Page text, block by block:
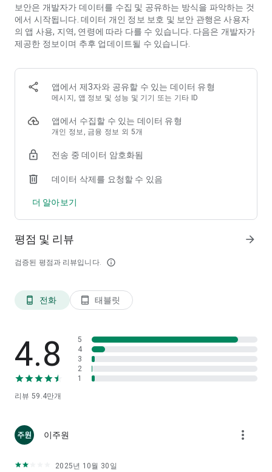
짜장면 딱 한그릇만 시켜도
샌드위치 딱 한 개만 시켜도
최소주문금액 없이 지금 바로 배달됩니다.
혼자 시켜도 부담없는 진짜 1인분, 오직 배민에서 만나보세요.
■ 365일 초신속, 배민B마트
우리 집 냉장고 필수템 계란, 우유, 콩나물부터
맛집 밀키트, 알뜰한 할인 상품까지.
■ 마트도 편의점도 삽시간에 당장 배달, 장보기·쇼핑
1+1 상품도, 특가 할인 상품도
우리 동네 마트, 편의점도 이젠 배민하세요!
■ 주문한 음식 직접 찾아오고 싶을 땐, 픽업
배민으로 픽업하면 배달비도, 기다림도 제로!
소중한 사람에게 따끈한 마음을 전하고 싶다면?
■ 많이 살수록 더 저렴하게, 전국특가
■ 실시간 위치 확인으로 더 정확하게!
내 주문 어디까지 왔나? 궁금할 땐
배달 현황에서 라이더 위치를 확인해 보세요.
※ 알뜰배달, 배민클럽, 배민한그릇, 장보기·쇼핑, 배민B마트 등
여 적용돼요.
※ 배민한그릇 배달팁 무료 혜택은 알뜰배달에 한하여 적용되며,
보안은 개발자가 데이터를 수집 및 공유하는 방식을 파악하는 것
에서 시작됩니다. 데이터 개인 정보 보호 및 보안 관행은 사용자
의 앱 사용, 지역, 연령에 따라 다를 수 있습니다. 다음은 개발자가
제공한 정보이며 추후 업데이트될 수 있습니다.
앱에서 제3자와 공유할 수 있는 데이터 유형
메시지, 앱 정보 및 성능 및 기기 또는 기타 ID
앱에서 수집할 수 있는 데이터 유형
개인 정보, 금융 정보 외 5개
전송 중 데이터 암호화됨
데이터 삭제를 요청할 수 있음
더 알아보기
평점 및 리뷰
검증된 평점과 리뷰입니다. info_outline
arrow_forward
phone_android 전화 tablet_android 태블릿
4.8
리뷰 59.4만개
5
4
3
2
1
이주원 more_vert
2025년 10월 30일